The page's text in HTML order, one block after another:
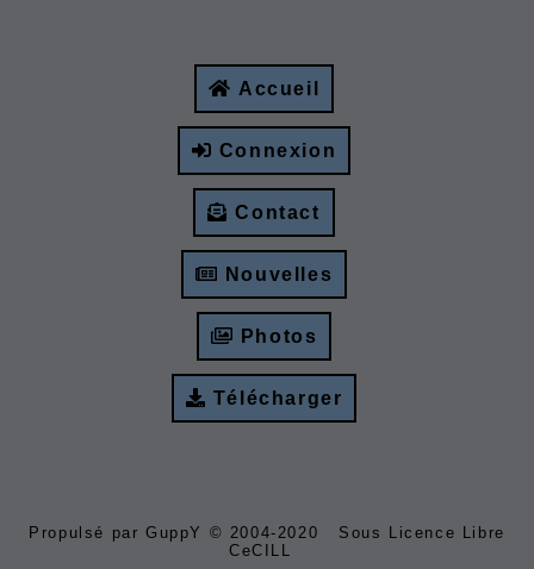
Accueil
Connexion
Contact
Nouvelles
Photos
Télécharger
Propulsé par GuppY © 2004-2020
Sous Licence Libre
CeCILL